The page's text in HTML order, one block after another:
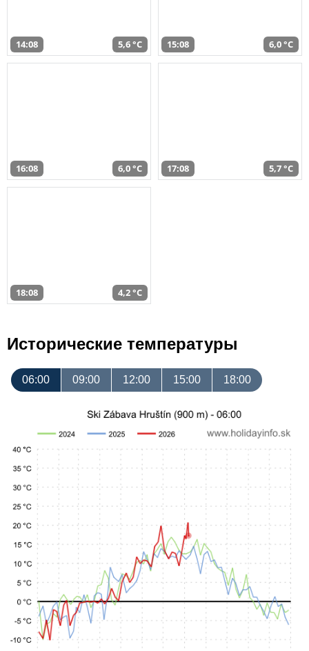
14:08 5,6 °C 15:08 6,0 °C
16:08 6,0 °C 17:08 5,7 °C
18:08 4,2 °C
Исторические температуры
06:00 09:00 12:00 15:00 18:00